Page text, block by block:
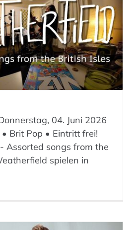
04. Juni 2026
Brit Pop • Eintritt frei!
Assorted songs from the
spielen in